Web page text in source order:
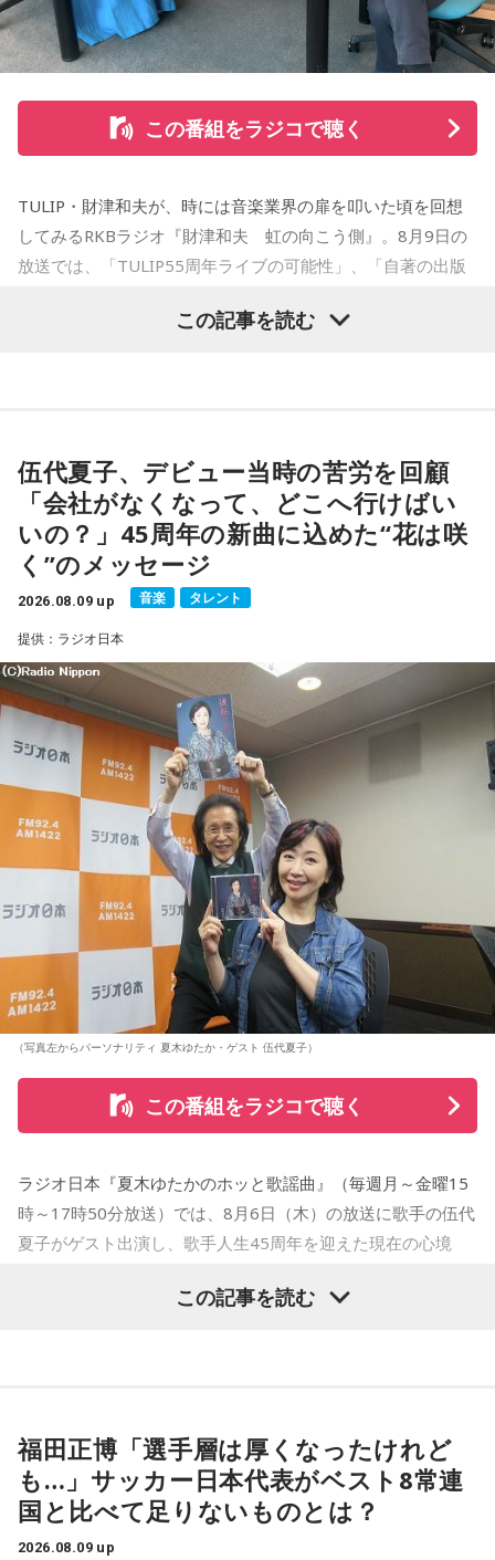
放送で紹介されたStoryの続きをぜひradikoのタイムフリーで
お楽しみください。
をした『ジジジイ』で第14回MANGA OPEN審査委員賞（わ
たせせいぞう賞）受賞。『劇団JET’S』で第15回MANGA
OPEN大賞受賞。2006年『ハルジャン』『ジジジイ-GGG-』
を連載。
2007年12月、初の週刊連載作品『宇宙兄弟』連載開始。同作
で2010年 第56回小学館漫画賞一般向け部門、2011年 第35回
講談社漫画賞一般部門、2014年 手塚治虫文化賞読者賞を受
賞。TVアニメ、実写映画等、多くのメディアミックスを果た
■放送日時：2026年8月16日（日） 19時～20時
■パーソナリティ：吉田尚記
■ゲスト：小山宙哉
■メールアドレス：manga@1242.com
■公式Xアカウント：@MANGARADIO1242
■ハッシュタグ：#マンガのラジオ
■番組HP：https://manga-no-radio.com/
この番組をラジコで聴く
TULIP・財津和夫が、時には音楽業界の扉を叩いた頃を回想
してみるRKBラジオ『財津和夫 虹の向こう側』。8月9日の
放送では、「TULIP55周年ライブの可能性」、「自著の出版
た古今のトピックスが盛りだくさんです。
この記事を読む
伍代夏子、デビュー当時の苦労を回顧
「会社がなくなって、どこへ行けばい
いの？」45周年の新曲に込めた“花は咲
く”のメッセージ
2026.08.09 up 音楽 タレント
提供：ラジオ日本
（写真左からパーソナリティ 夏木ゆたか・ゲスト 伍代夏子）
この番組をラジコで聴く
ラジオ日本『夏木ゆたかのホッと歌謡曲』（毎週月～金曜15
時～17時50分放送）では、8月6日（木）の放送に歌手の伍代
夏子がゲスト出演し、歌手人生45周年を迎えた現在の心境
ることを明かした。また、歌手はレコーディングを終えた
後、自分自身が“演出家”となって楽曲を育てていく仕事でもあ
ると語り、長年培ってきた表現者としての思いを語った。
この記事を読む
福田正博「選手層は厚くなったけれど
も…」サッカー日本代表がベスト8常連
国と比べて足りないものとは？
2026.08.09 up